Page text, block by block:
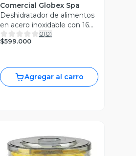
Comercial Globex Spa
Deshidratador de alimentos
en acero inoxidable con 16
bandejas
0(0)
$599.000
Agregar al carro